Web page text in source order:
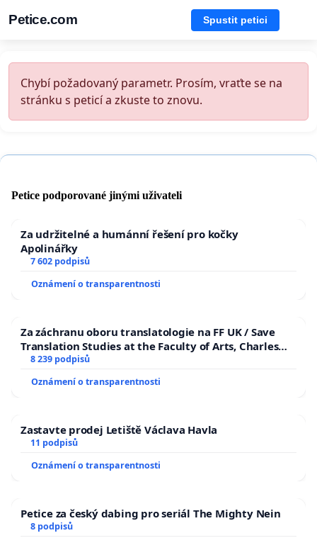
Petice.com Spustit petici
Chybí požadovaný parametr. Prosím, vraťte se na
stránku s peticí a zkuste to znovu.
Petice podporované jinými uživateli
Za udržitelné a humánní řešení pro kočky
Apolinářky
7 602 podpisů
Oznámení o transparentnosti
Za záchranu oboru translatologie na FF UK / Save
Translation Studies at the Faculty of Arts, Charles
University
8 239 podpisů
Oznámení o transparentnosti
Zastavte prodej Letiště Václava Havla
11 podpisů
Oznámení o transparentnosti
Petice za český dabing pro seriál The Mighty Nein
8 podpisů